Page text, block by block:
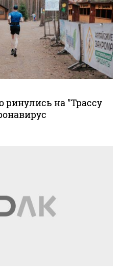
на "Трассу